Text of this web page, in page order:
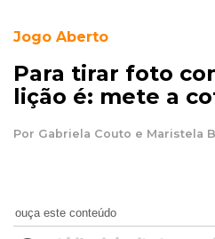
Jogo Aberto
Para tirar foto
lição é: mete a
Por Gabriela Couto e Maristela
ouça este conteúdo